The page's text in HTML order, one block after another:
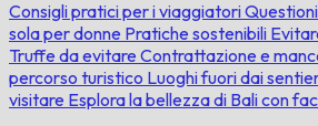
Consigli pratici per i viaggiatori
sola per donne Pratiche sostenibili
Truffe da evitare Contrattazione e
percorso turistico Luoghi fuori dai
visitare Esplora la bellezza di Bali con